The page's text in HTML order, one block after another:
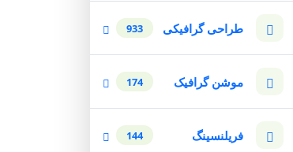
طراحی گرافیکی 933
موشن گرافیک 174
فریلنسینگ 144